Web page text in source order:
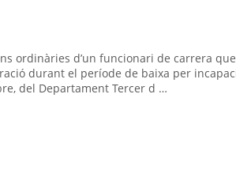
ordinàries d’un funcionari de carrera
durant el període de baixa per
del Departament Tercer d …